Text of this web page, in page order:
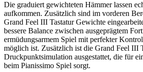
Die graduiert gewichteten Hämmer lassen
aufkommen. Zusätzlich sind im vorderen
Grand Feel III Tastatur Gewichte
bessere Balance zwischen ausgeprägtem
ermüdungsarmem Spiel mit perfekter
möglich ist. Zusätzlich ist die Grand Feel III
Druckpunktsimulation ausgestattet, die für
beim Pianissimo Spiel sorgt.